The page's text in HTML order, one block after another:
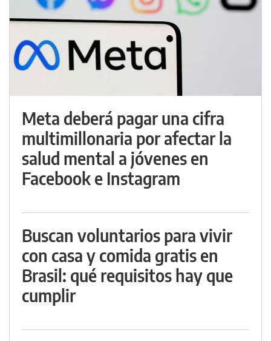
Meta deberá pagar una cifra
multimillonaria por afectar la
salud mental a jóvenes en
Facebook e Instagram
Buscan voluntarios para vivir
con casa y comida gratis en
Brasil: qué requisitos hay que
cumplir